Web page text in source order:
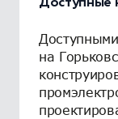
на